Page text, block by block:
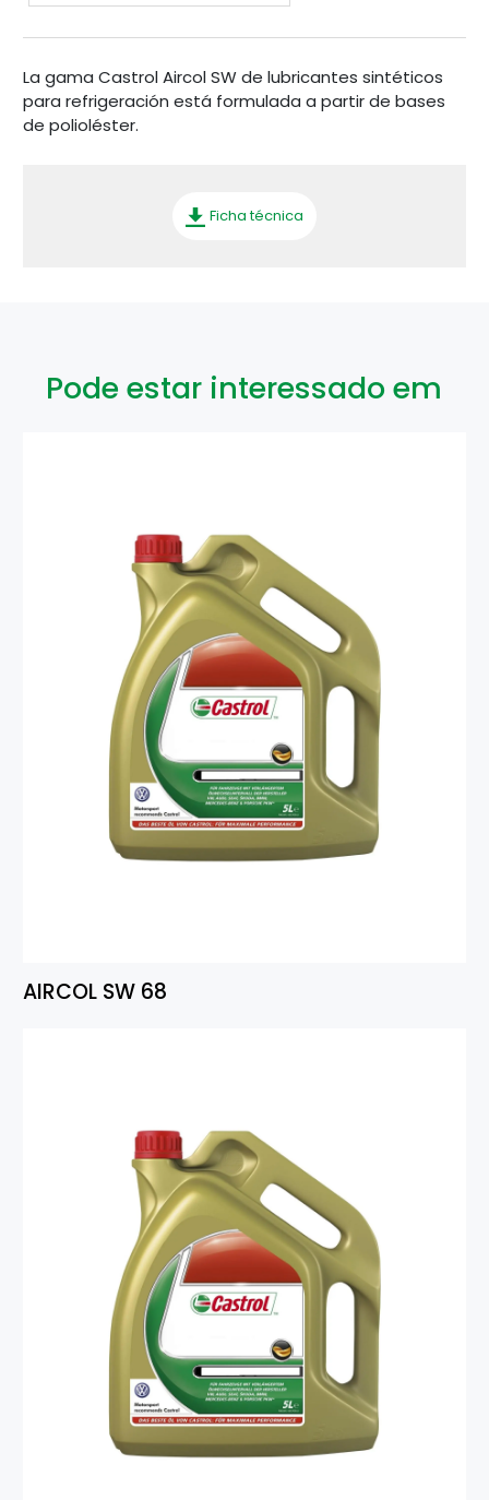
La gama Castrol Aircol SW de lubricantes sintéticos
para refrigeración está formulada a partir de bases
de polioléster.
Ficha técnica
Pode estar interessado em
AIRCOL SW 68